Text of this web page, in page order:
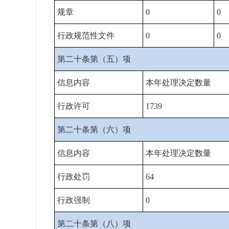
规章 0 0
行政规范性文件 0 0
第二十条第（五）项
信息内容 本年处理决定数量
行政许可 1739
第二十条第（六）项
信息内容 本年处理决定数量
行政处罚 64
行政强制 0
第二十条第（八）项